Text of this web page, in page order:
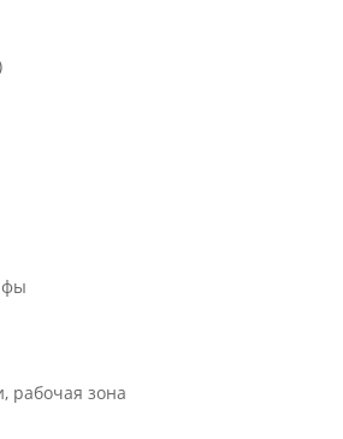
рабочая зона